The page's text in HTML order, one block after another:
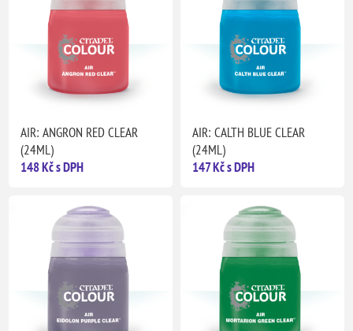
AIR: ANGRON RED CLEAR
(24ML)
148 Kč s DPH
AIR: CALTH BLUE CLEAR
(24ML)
147 Kč s DPH